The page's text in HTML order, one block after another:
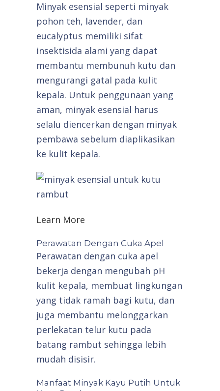
Minyak esensial seperti minyak
pohon teh, lavender, dan
eucalyptus memiliki sifat
insektisida alami yang dapat
membantu membunuh kutu dan
mengurangi gatal pada kulit
kepala. Untuk penggunaan yang
aman, minyak esensial harus
selalu diencerkan dengan minyak
pembawa sebelum diaplikasikan
ke kulit kepala.
Learn More
Perawatan Dengan Cuka Apel
Perawatan dengan cuka apel
bekerja dengan mengubah pH
kulit kepala, membuat lingkungan
yang tidak ramah bagi kutu, dan
juga membantu melonggarkan
perlekatan telur kutu pada
batang rambut sehingga lebih
mudah disisir.
Manfaat Minyak Kayu Putih Untuk